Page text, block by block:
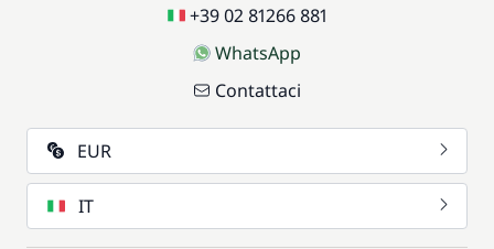
+39 02 81266 881
WhatsApp
Contattaci
EUR
IT